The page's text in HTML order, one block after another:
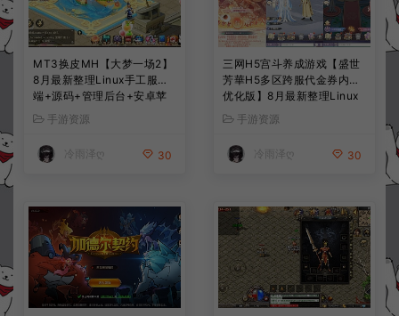
MT3换皮MH【大梦一场2】
8月最新整理Linux手工服务
端+源码+管理后台+安卓苹
果双端+详细搭建教程+视频
教程
手游资源
冷雨泽ღ 30
三网H5宫斗养成游戏【盛世
芳華H5多区跨服代金券内购
优化版】8月最新整理Linux
手工服务端+CDK授权后台
+全资源安卓+详细搭建教程
+视频教程
手游资源
冷雨泽ღ 30